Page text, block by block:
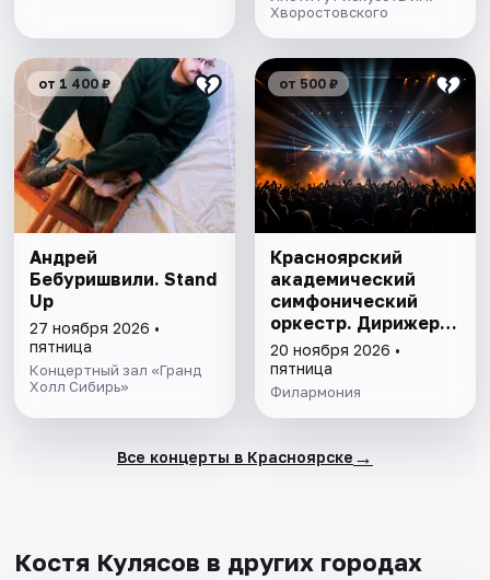
Хворостовского
от 1 400 ₽
Андрей
Бебуришвили. Stand
Up
27 ноября 2026 •
пятница
Концертный зал «Гранд
Холл Сибирь»
от 500 ₽
Красноярский
академический
симфонический
оркестр. Дирижер
Антон Шабуров
20 ноября 2026 •
пятница
Филармония
Все концерты в Красноярске →
Костя Кулясов в других городах